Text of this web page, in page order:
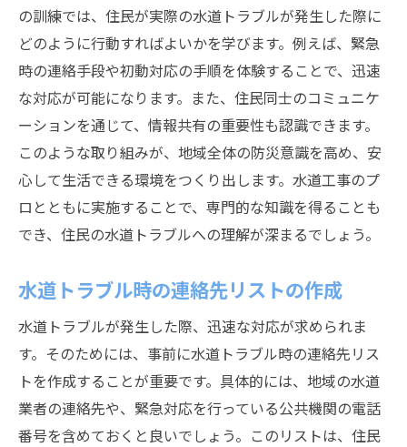
の訓練では、住民が実際の水道トラブルが発生した際に
どのように行動すればよいかを学びます。例えば、緊急
時の連絡手段や初動対応の手順を体験することで、迅速
な対応が可能になります。また、住民同士のコミュニケ
ーションを通じて、情報共有の重要性も認識できます。
このような取り組みが、地域全体の防災意識を高め、安
心して生活できる環境をつくり出します。水道工事のプ
ロとともに実施することで、専門的な知識を得ることも
でき、住民の水道トラブルへの理解が深まるでしょう。
水道トラブル時の連絡先リストの作成
水道トラブルが発生した際、迅速な対応が求められま
す。そのためには、事前に水道トラブル時の連絡先リス
トを作成することが重要です。具体的には、地域の水道
業者の連絡先や、緊急対応を行っている公共機関の電話
番号を含めておくと良いでしょう。このリストは、住民